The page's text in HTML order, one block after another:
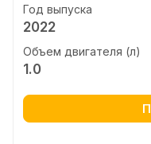
Год выпуска
2022
Объем двигателя (л)
1.0